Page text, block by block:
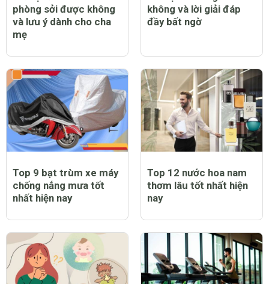
Trẻ bị sốt có tiêm
phòng sởi được không
và lưu ý dành cho cha
mẹ
Trẻ bị sởi có ngứa
đầy bất ngờ
Top 9 bạt trùm xe máy
chống nắng mưa tốt
nhất hiện nay
Top 12 nước hoa nam
thơm lâu tốt nhất hiện
nay